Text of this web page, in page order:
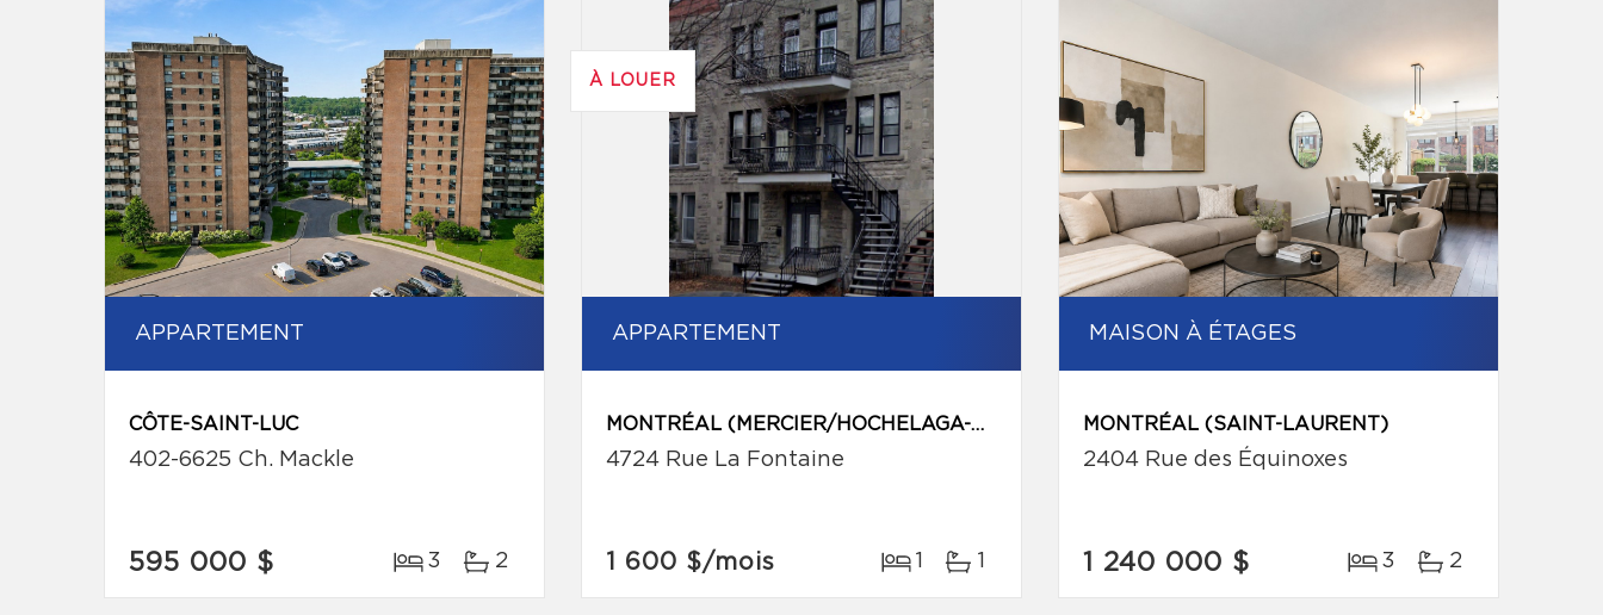
APPARTEMENT
CÔTE-SAINT-LUC
402-6625 Ch. Mackle
595 000 $ 3 2
À LOUER
APPARTEMENT
MONTRÉAL (MERCIER/HOCHELAGA-MAISONNEUVE)
4724 Rue La Fontaine
1 600 $/mois 1 1
MAISON À ÉTAGES
MONTRÉAL (SAINT-LAURENT)
2404 Rue des Équinoxes
1 240 000 $ 3 2